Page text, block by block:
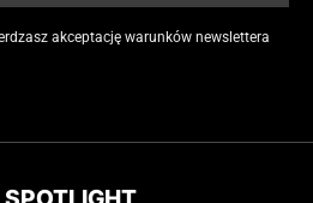
akceptację warunków newslettera